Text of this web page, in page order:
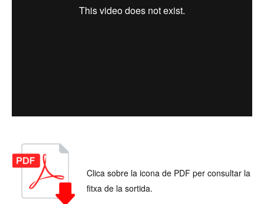
Clica sobre la icona de PDF per consultar la
fitxa de la sortida.